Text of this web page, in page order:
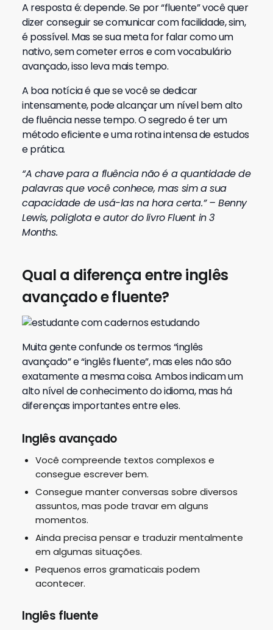
A resposta é: depende. Se por “fluente” você quer
dizer conseguir se comunicar com facilidade, sim,
é possível. Mas se sua meta for falar como um
nativo, sem cometer erros e com vocabulário
avançado, isso leva mais tempo.
A boa notícia é que se você se dedicar
intensamente, pode alcançar um nível bem alto
de fluência nesse tempo. O segredo é ter um
método eficiente e uma rotina intensa de estudos
e prática.
“A chave para a fluência não é a quantidade de
palavras que você conhece, mas sim a sua
capacidade de usá-las na hora certa.” – Benny
Lewis, poliglota e autor do livro Fluent in 3
Months.
Qual a diferença entre inglês
avançado e fluente?
Muita gente confunde os termos “inglês
avançado” e “inglês fluente”, mas eles não são
exatamente a mesma coisa. Ambos indicam um
alto nível de conhecimento do idioma, mas há
diferenças importantes entre eles.
Inglês avançado
Você compreende textos complexos e
consegue escrever bem.
Consegue manter conversas sobre diversos
assuntos, mas pode travar em alguns
momentos.
Ainda precisa pensar e traduzir mentalmente
em algumas situações.
Pequenos erros gramaticais podem
acontecer.
Inglês fluente